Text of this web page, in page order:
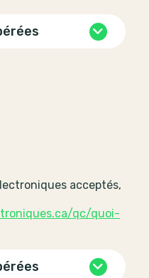
acceptés,
qc/quoi-